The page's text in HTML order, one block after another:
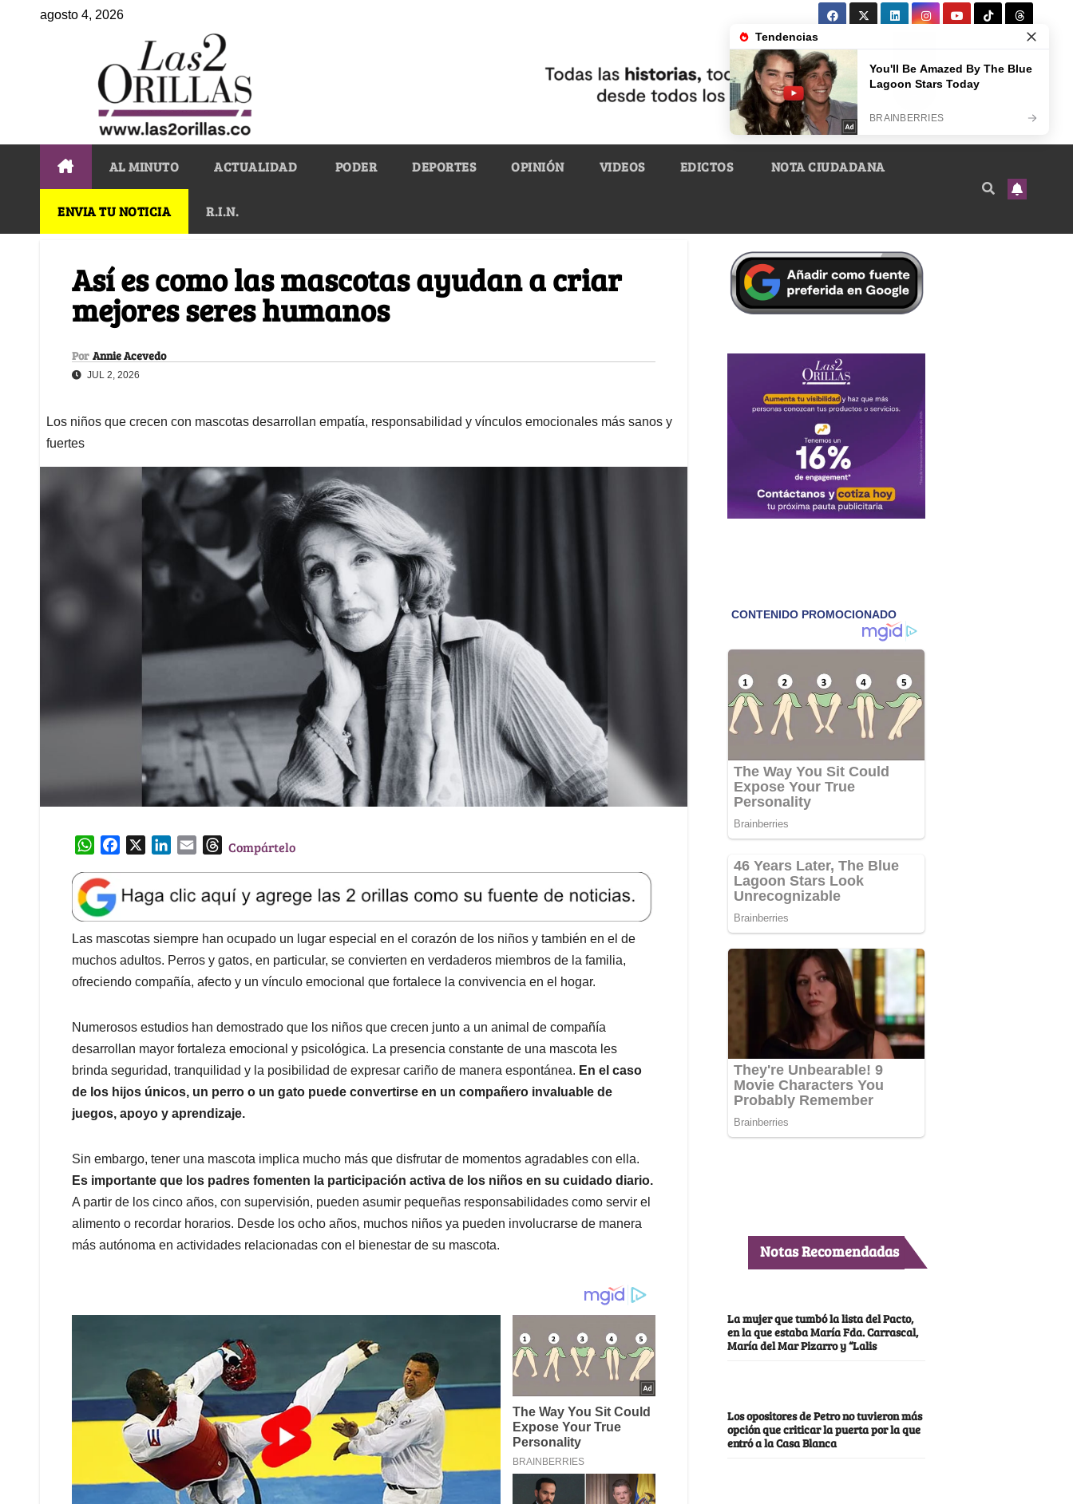
agosto 4, 2026
AL MINUTO ACTUALIDAD PODER DEPORTES OPINIÓN VIDEOS EDICTOS NOTA CIUDADANA
ENVIA TU NOTICIA R.I.N.
Así es como las mascotas ayudan a criar
mejores seres humanos
Por Annie Acevedo
JUL 2, 2026
Los niños que crecen con mascotas desarrollan empatía, responsabilidad y vínculos emocionales más sanos y
fuertes
W
a
t
s
A
p
p
e
b
o
o
k
k
e
d
I
n
l
T
e
a
d
s
Compártelo
Las mascotas siempre han ocupado un lugar especial en el corazón de los niños y también en el de
muchos adultos. Perros y gatos, en particular, se convierten en verdaderos miembros de la familia,
ofreciendo compañía, afecto y un vínculo emocional que fortalece la convivencia en el hogar.
Numerosos estudios han demostrado que los niños que crecen junto a un animal de compañía
desarrollan mayor fortaleza emocional y psicológica. La presencia constante de una mascota les
brinda seguridad, tranquilidad y la posibilidad de expresar cariño de manera espontánea. En el caso
de los hijos únicos, un perro o un gato puede convertirse en un compañero invaluable de
juegos, apoyo y aprendizaje.
Sin embargo, tener una mascota implica mucho más que disfrutar de momentos agradables con ella.
Es importante que los padres fomenten la participación activa de los niños en su cuidado diario.
A partir de los cinco años, con supervisión, pueden asumir pequeñas responsabilidades como servir el
alimento o recordar horarios. Desde los ocho años, muchos niños ya pueden involucrarse de manera
más autónoma en actividades relacionadas con el bienestar de su mascota.
Notas Recomendadas
La mujer que tumbó la lista del Pacto,
en la que estaba María Fda. Carrascal,
María del Mar Pizarro y “Lalis
Los opositores de Petro no tuvieron más
opción que criticar la puerta por la que
entró a la Casa Blanca